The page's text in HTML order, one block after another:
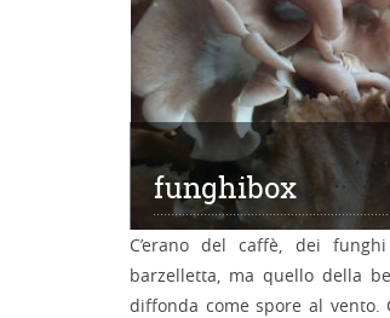
funghibox
­C’erano del caffè, dei
barzelletta, ma quello della
diffonda come spore al vento.